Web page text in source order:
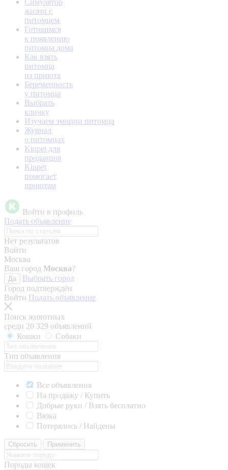
Симулятор
жизни с
питомцем
Готовимся
к появлению
питомца дома
Как взять
питомца
из приюта
Беременность
у питомца
Выбрать
кличку
Изучаем эмоции питомца
Журнал
о питомцах
Kinpet для
продавцов
Kinpet
помогает
приютам
Войти в профиль
Подать объявление
Нет результатов
Войти
Москва
Ваш город Москва?
Да
Выбрать город
Город подтверждён
Войти Подать объявление
Поиск животных
среди 20 329 объявлений
Кошки
Собаки
Тип объявления
Все объявления
На продажу / Купить
Добрые руки / Взять бесплатно
Вязка
Потерялись / Найдены
Сбросить Применить
Породы кошек